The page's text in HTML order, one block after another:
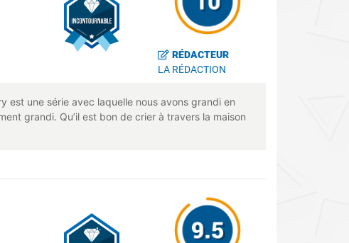
RÉDACTEUR
LA RÉDACTION
est une série avec laquelle nous avons grandi en
grandi. Qu’il est bon de crier à travers la maison